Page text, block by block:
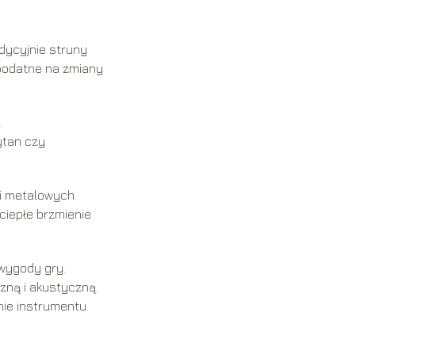
struny
na zmiany
czy
metalowych
brzmienie
gry.
i akustyczną.
instrumentu.